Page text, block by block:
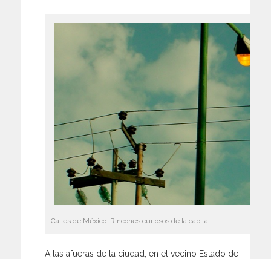
Calles de México: Rincones curiosos de la capital.
A las afueras de la ciudad, en el vecino Estado de